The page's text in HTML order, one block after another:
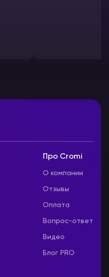
Про Cromi
О компании
Отзывы
Оплата
Вопрос-ответ
Видео
Блог PRO